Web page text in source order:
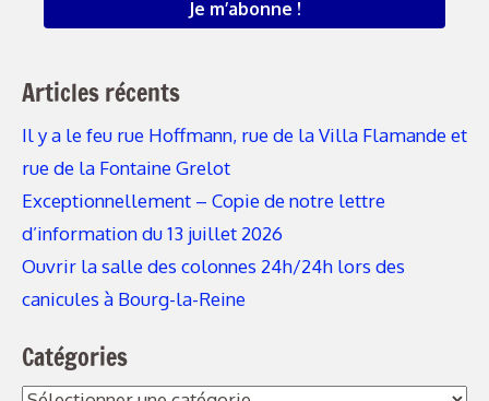
Articles récents
Il y a le feu rue Hoffmann, rue de la Villa Flamande et
rue de la Fontaine Grelot
Exceptionnellement – Copie de notre lettre
d’information du 13 juillet 2026
Ouvrir la salle des colonnes 24h/24h lors des
canicules à Bourg-la-Reine
Catégories